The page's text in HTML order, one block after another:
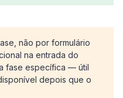
não por formulário
na entrada do
fase específica — útil
depois que o